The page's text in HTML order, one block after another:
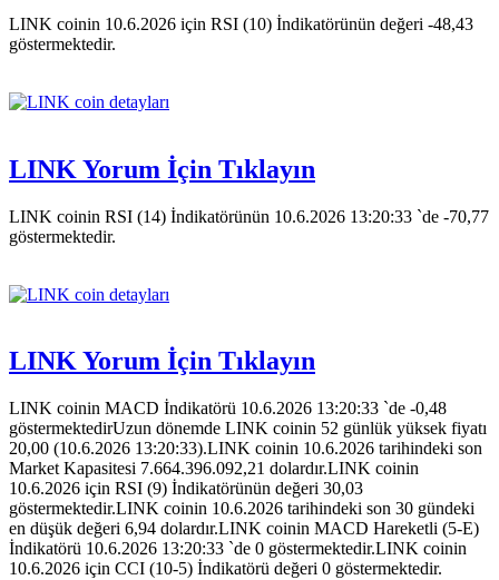
LINK coinin 10.6.2026 için RSI (10) İndikatörünün değeri -48,43
göstermektedir.
LINK Yorum İçin Tıklayın
LINK coinin RSI (14) İndikatörünün 10.6.2026 13:20:33 `de -70,77
göstermektedir.
LINK Yorum İçin Tıklayın
LINK coinin MACD İndikatörü 10.6.2026 13:20:33 `de -0,48
göstermektedirUzun dönemde LINK coinin 52 günlük yüksek fiyatı
20,00 (10.6.2026 13:20:33).LINK coinin 10.6.2026 tarihindeki son
Market Kapasitesi 7.664.396.092,21 dolardır.LINK coinin
10.6.2026 için RSI (9) İndikatörünün değeri 30,03
göstermektedir.LINK coinin 10.6.2026 tarihindeki son 30 gündeki
en düşük değeri 6,94 dolardır.LINK coinin MACD Hareketli (5-E)
İndikatörü 10.6.2026 13:20:33 `de 0 göstermektedir.LINK coinin
10.6.2026 için CCI (10-5) İndikatörü değeri 0 göstermektedir.